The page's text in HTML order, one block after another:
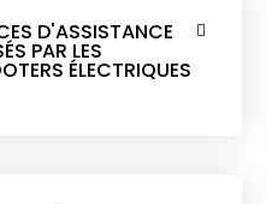
D'ASSISTANCE
PAR LES
ÉLECTRIQUES